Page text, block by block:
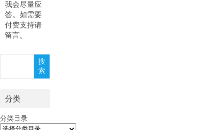
我会尽量应
答。如需要
付费支持请
留言。
搜
索
分类
分类目录